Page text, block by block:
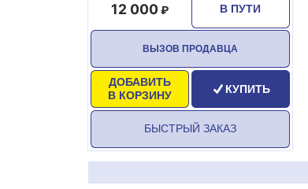
В ПУТИ
12 000
ДОБАВИТЬ
В КОРЗИНУ
ВЫЗОВ ПРОДАВЦА
КУПИТЬ
БЫСТРЫЙ ЗАКАЗ